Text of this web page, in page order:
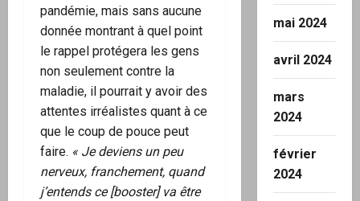
pandémie, mais sans aucune
donnée montrant à quel point
le rappel protégera les gens
non seulement contre la
maladie, il pourrait y avoir des
attentes irréalistes quant à ce
que le coup de pouce peut
faire. « Je deviens un peu
nerveux, franchement, quand
j’entends ce [booster] va être
mai 2024
avril 2024
mars
2024
février
2024